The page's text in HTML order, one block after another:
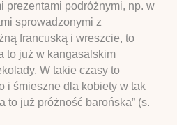
prezentami podróżnymi, np. w
sprowadzonymi z
francuską i wreszcie, to
to już w kangasalskim
W takie czasy to
i śmieszne dla kobiety w tak
to już próżność barońska” (s.